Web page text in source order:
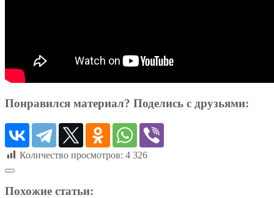
Понравился материал? Поделись с друзьями:
Количество просмотров: 4 326
Похожие статьи: